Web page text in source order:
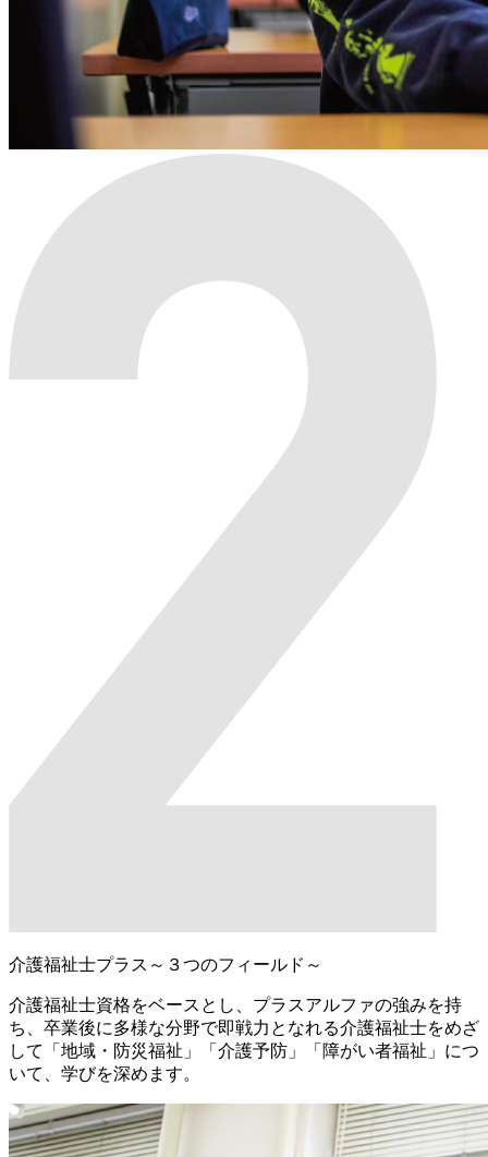
介護福祉士プラス～３つのフィールド～
介護福祉士資格をベースとし、プラスアルファの強みを持
ち、卒業後に多様な分野で即戦力となれる介護福祉士をめざ
して「地域・防災福祉」「介護予防」「障がい者福祉」につ
いて、学びを深めます。